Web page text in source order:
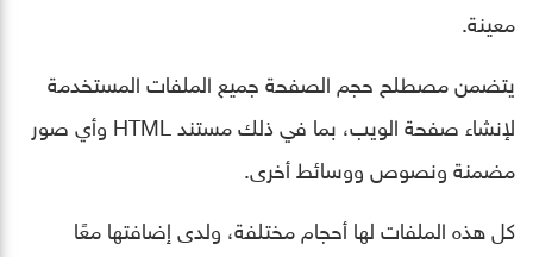
معينة.
يتضمن مصطلح حجم الصفحة جميع الملفات المستخدمة
لإنشاء صفحة الويب، بما في ذلك مستند HTML وأي صور
مضمنة ونصوص ووسائط أخرى.
كل هذه الملفات لها أحجام مختلفة، ولدى إضافتها معًا